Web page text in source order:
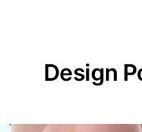
Design